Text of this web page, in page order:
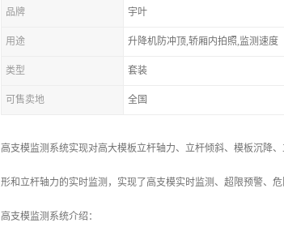
品牌 宇叶
用途 升降机防冲顶,轿厢内拍照,监测速度
类型 套装
可售卖地 全国
高支模监测系统实现对高大模板立杆轴力、立杆倾斜、模板沉降
形和立杆轴力的实时监测，实现了高支模实时监测、超限预警、危
高支模监测系统介绍：